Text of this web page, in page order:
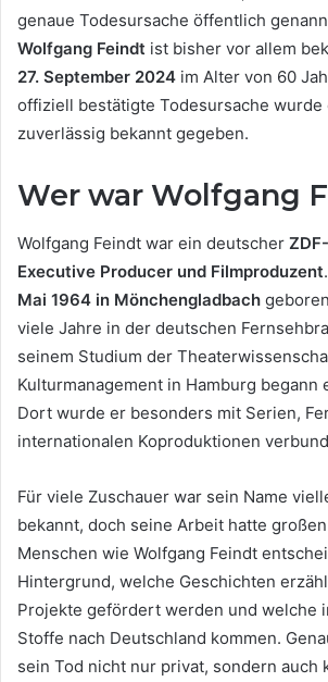
genaue Todesursache öffentlich
Wolfgang Feindt ist bisher vor allem
27. September 2024 im Alter von 60
offiziell bestätigte Todesursache
zuverlässig bekannt gegeben.
Wer war Wolfgang
Wolfgang Feindt war ein deutscher
Executive Producer und Filmproduzent
Mai 1964 in Mönchengladbach
viele Jahre in der deutschen
seinem Studium der
Kulturmanagement in Hamburg begann
Dort wurde er besonders mit Serien,
internationalen Koproduktionen
Für viele Zuschauer war sein Name
bekannt, doch seine Arbeit hatte
Menschen wie Wolfgang Feindt
Hintergrund, welche Geschichten
Projekte gefördert werden und welche
Stoffe nach Deutschland kommen.
sein Tod nicht nur privat, sondern auch